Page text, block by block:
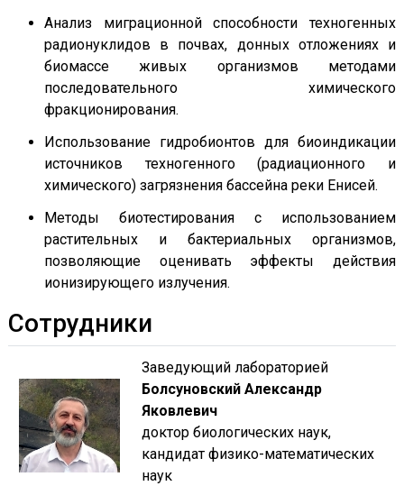
Анализ миграционной способности техногенных
радионуклидов в почвах, донных отложениях и
биомассе живых организмов методами
последовательного химического
фракционирования.
Использование гидробионтов для биоиндикации
источников техногенного (радиационного и
химического) загрязнения бассейна реки Енисей.
Методы биотестирования с использованием
растительных и бактериальных организмов,
позволяющие оценивать эффекты действия
ионизирующего излучения.
Сотрудники
Заведующий лабораторией
Болсуновский Александр
Яковлевич
доктор биологических наук,
кандидат физико-математических
наук